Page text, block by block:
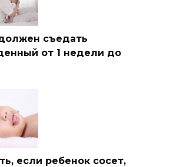
съедать
от 1 недели до
если ребенок сосет,